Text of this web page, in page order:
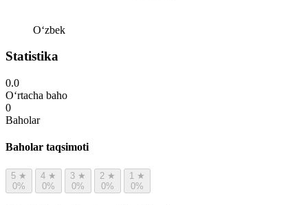
Oʻzbek
Statistika
0.0
O‘rtacha baho
0
Baholar
Baholar taqsimoti
5 ★
0%
4 ★
0%
3 ★
0%
2 ★
0%
1 ★
0%